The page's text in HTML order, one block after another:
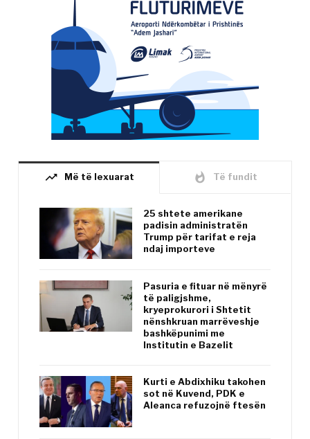
trending_up Më të lexuarat whatshot Të fundit
25 shtete amerikane
padisin administratën
Trump për tarifat e reja
ndaj importeve
Pasuria e fituar në mënyrë
të paligjshme,
kryeprokurori i Shtetit
nënshkruan marrëveshje
bashkëpunimi me
Institutin e Bazelit
Kurti e Abdixhiku takohen
sot në Kuvend, PDK e
Aleanca refuzojnë ftesën